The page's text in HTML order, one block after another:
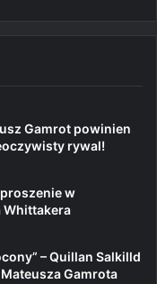
Gamrot powinien
rywal!
w
Whittakera
– Quillan Salkilld
Gamrota